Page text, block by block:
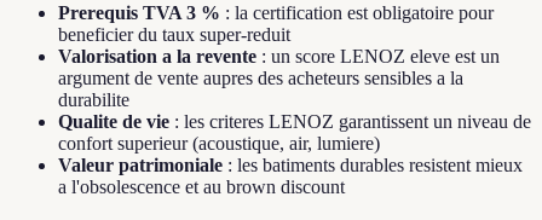
Prerequis TVA 3 % : la certification est obligatoire pour
beneficier du taux super-reduit
Valorisation a la revente : un score LENOZ eleve est un
argument de vente aupres des acheteurs sensibles a la
durabilite
Qualite de vie : les criteres LENOZ garantissent un niveau de
confort superieur (acoustique, air, lumiere)
Valeur patrimoniale : les batiments durables resistent mieux
a l'obsolescence et au brown discount